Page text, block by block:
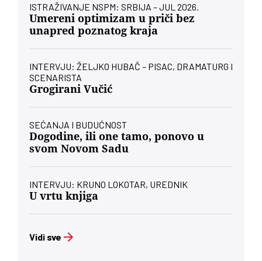
ISTRAŽIVANJE NSPM: SRBIJA – JUL 2026.
Umereni optimizam u priči bez
unapred poznatog kraja
INTERVJU: ŽELJKO HUBAČ – PISAC, DRAMATURG I
SCENARISTA
Grogirani Vučić
SEĆANJA I BUDUĆNOST
Dogodine, ili one tamo, ponovo u
svom Novom Sadu
INTERVJU: KRUNO LOKOTAR, UREDNIK
U vrtu knjiga
Vidi sve